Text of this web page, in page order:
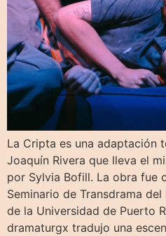
La Cripta es una adaptación
Joaquín Rivera que lleva el
por Sylvia Bofill. La obra fue
Seminario de Transdrama
de la Universidad de Puerto
dramaturgx tradujo una